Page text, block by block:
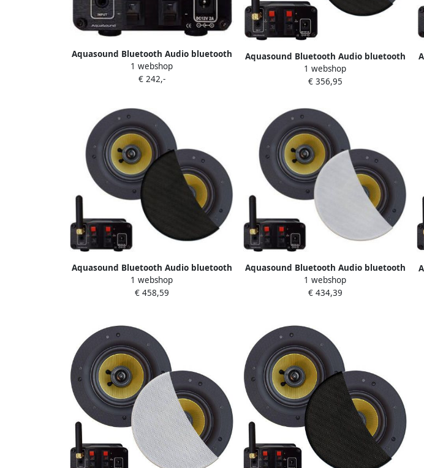
Aquasound Bluetooth Audio bluetooth
audiosysteem (30 watt bt4.0 auto-aux)
zonder speakerset 230v 12v
1 webshop
€ 242,-
Aquasound Bluetooth Audio bluetooth
audiosysteem (30 watt bt4.0 auto-aux)
met rumba speakerset (mat zwart)
1 webshop
€ 356,95
Aquasound Bluetooth Audio bluetooth
audiosysteem (50 watt bt4.0 auto-aux)
met samba speakerset (mat zwart)
1 webshop
€ 458,59
Aquasound Bluetooth Audio bluetooth
audiosysteem (50 watt bt4.0 auto-aux)
met samba speakerset (wit) 230v 12v
1 webshop
€ 434,39